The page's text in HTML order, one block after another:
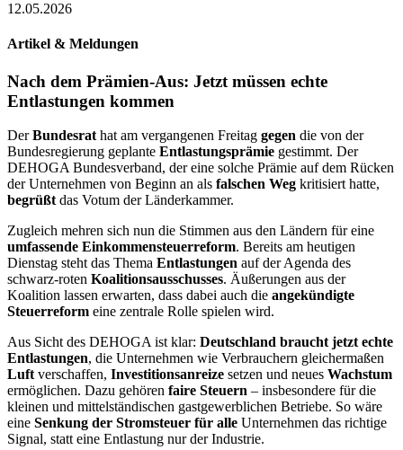
12.05.2026
Artikel & Meldungen
Nach dem Prämien-Aus: Jetzt müssen echte
Entlastungen kommen
DerBundesrat hat am vergangenen Freitag gegen die von der
Bundesregierung geplante Entlastungsprämie gestimmt. Der
DEHOGA Bundesverband, der eine solche Prämie auf dem Rücken
der Unternehmen von Beginn an als falschen Weg kritisiert hatte,
begrüßt das Votum der Länderkammer.
Zugleich mehren sich nun die Stimmen aus den Ländern für eine
umfassende Einkommensteuerreform. Bereits am heutigen
Dienstag steht das Thema Entlastungen auf der Agenda des
schwarz-roten Koalitionsausschusses. Äußerungen aus der
Koalition lassen erwarten, dass dabei auch die angekündigte
Steuerreform eine zentrale Rolle spielen wird.
Aus Sicht des DEHOGA ist klar: Deutschland braucht jetzt echte
Entlastungen, die Unternehmen wie Verbrauchern gleichermaßen
Luft verschaffen, Investitionsanreize setzen und neues Wachstum
ermöglichen. Dazu gehören faire Steuern – insbesondere für die
kleinen und mittelständischen gastgewerblichen Betriebe. So wäre
eine Senkung der Stromsteuer für alle Unternehmen das richtige
Signal, statt eine Entlastung nur der Industrie.